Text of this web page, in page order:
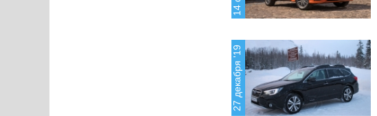
27 декабря '19